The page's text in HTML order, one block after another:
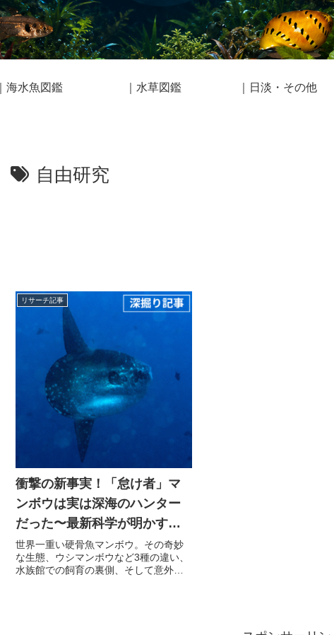
｜海水魚図鑑 ｜水草図鑑 ｜日淡・その他
自由研究
リサーチ記事
衝撃の新事実！「怠け者」マ
ンボウは実は深海のハンター
だった〜最新科学が明かす驚
きの生態と海洋生態系の未
来〜
世界一重い硬骨魚マンボウ。その奇妙
な生態、ウシマンボウなど3種の違い、
水族館での飼育の裏側、そして意外な